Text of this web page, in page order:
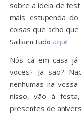
sobre a ideia de
mais estupenda
coisas que acho
Saibam tudo aqui!
Nós cá em casa
vocês? Já são?
nenhumas na
nisso, vão à
presentes de